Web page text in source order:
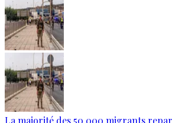
La majorité des 50 000 migrants